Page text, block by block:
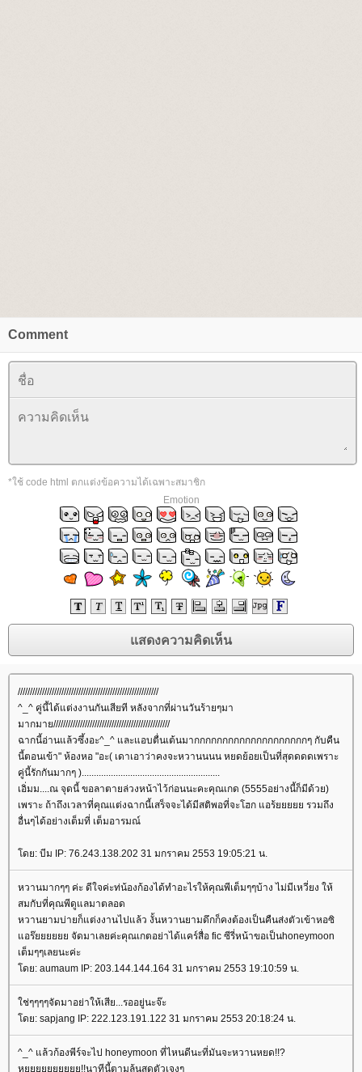
Comment
*ใช้ code html ตกแต่งข้อความได้เฉพาะสมาชิก
Emotion
//////////////////////////////////////////////////////////
^_^ คู่นี้ได้แต่งงานกันเสียที หลังจากที่ผ่านวันร้ายๆมา
มากมาย////////////////////////////////////////////////
ฉากนี้อ่านแล้วซึ้งอะ^_^ และแอบตื่นเต้นมากกกกกกกกกกกกกกกกกกกกๆ กับคืน
นี้ตอนเข้า" ห้องหอ "อะ( เดาเอาว่าคงจะหวานนนน หยดย้อยเป็นที่สุดดดดเพราะ
คู่นี้รักกันมากๆ ).........................................................
เอิ่มม....ณ จุดนี้ ขอลาตายล่วงหน้าไว้ก่อนนะคะคุณเกด (5555อย่างนี้ก็มีด้วย)
เพราะ ถ้าถึงเวลาที่คุณแต่งฉากนี้เสร็จจะได้มีสติพอที่จะโฮก แอร้ยยยยย รวมถึง
อื่นๆได้อย่างเต็มที่ เต็มอารมณ์
ดย: บีม IP: 76.243.138.202 31 มกราคม 2553 19:05:21 น.
หวานมากๆๆ ค่ะ ดีใจค่ะท่น้องก้องได้ทำอะไรให้คุณพีเต็มๆๆบ้าง ไม่มีเหวี่ยง ให้
สมกับที่คุณพีดูแลมาตลอด
หวานยามบ่ายก็แต่งงานไปแล้ว งั้นหวานยามดึกก็คงต้องเป็นคืนส่งตัวเข้าหอซิ
อร๊ยยยยยย จัดมาเลยค่ะคุณเกตอย่าได้แคร์สื่อ fic ซีรี่หน้าขอเป็นhoneymoon
เต็มๆๆเลยนะค่ะ
ดย: aumaum IP: 203.144.144.164 31 มกราคม 2553 19:10:59 น.
ช่ๆๆๆๆจัดมาอย่าให้เสีย...รออยู่นะจ๊ะ
ดย: sapjang IP: 222.123.191.122 31 มกราคม 2553 20:18:24 น.
^_^ แล้วก้องพีร์จะไป honeymoon ที่ไหนดีนะที่มันจะหวานหยด!!?
หูยยยยยยยยยย!!นาทีนี้ตามลุ้นสุดตัวเจงๆ